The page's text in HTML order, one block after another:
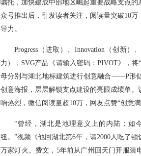
嘱托，加快建成中部地区崛起重要战略支点
众号推出后，引发读者关注，阅读量突破10
导力。
Progress（进取）、Innovation（创新）
力），SVG产品《请输入密码：PIVOT》，
母分别与湖北地标建筑进行创意融合——P形
创意海报，层层解锁支点建设的亮眼成绩单
响热烈，微信阅读量超10万，网友点赞“创意满
“曾经，湖北是地理意义上的内陆；如
纽。”视频《他回湖北第6年，请2000人吃了
万家灯火。费文，5年前从广州回天门开服装